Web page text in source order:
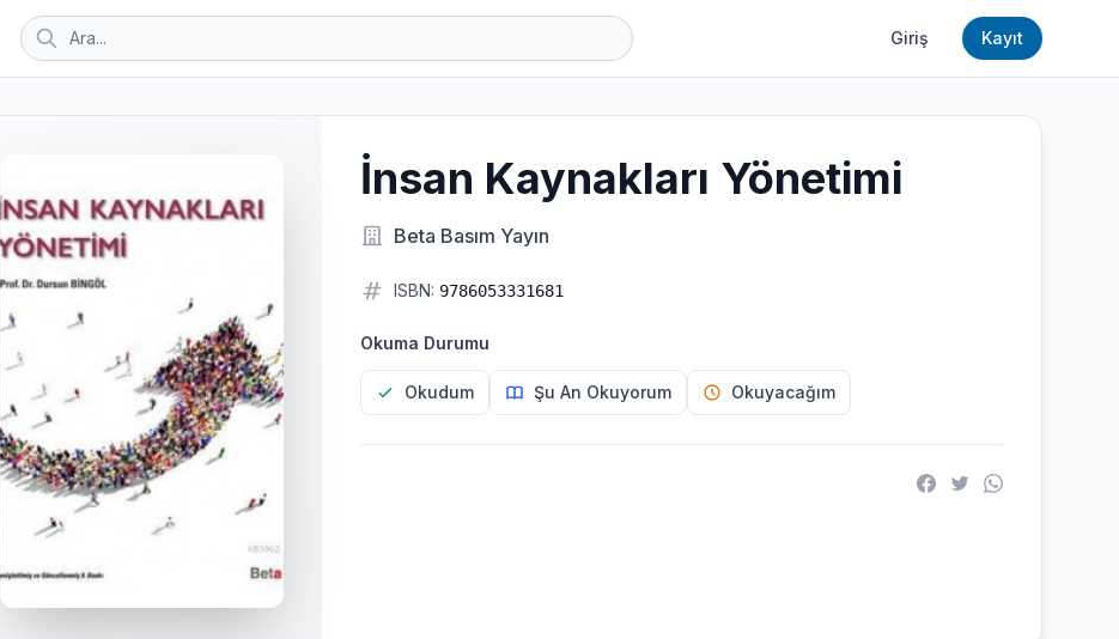
Giriş Kayıt
İnsan Kaynakları Yönetimi
Beta Basım Yayın
ISBN: 9786053331681
Okuma Durumu
Okudum Şu An Okuyorum Okuyacağım